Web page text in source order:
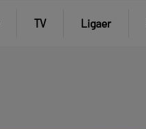
TV Ligaer